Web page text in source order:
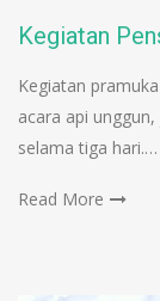
Kegiatan
Kegiatan
acara api
selama tiga hari.…
Read More